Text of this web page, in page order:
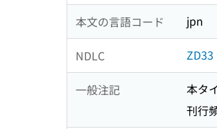
本文の言語コード jpn
NDLC ZD33
一般注記
本タ
刊行